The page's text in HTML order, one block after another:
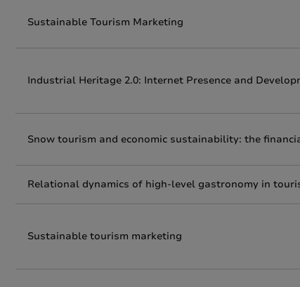
Sustainable Tourism Marketing
Industrial Heritage 2.0: Internet Presence and
Snow tourism and economic sustainability: the
Relational dynamics of high-level gastronomy in
Sustainable tourism marketing